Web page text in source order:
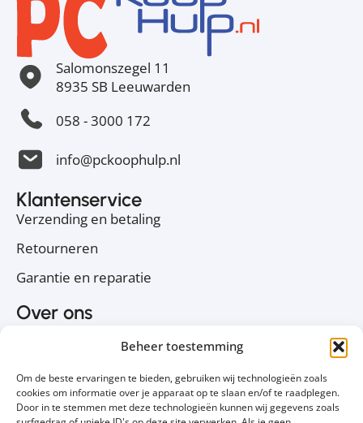
Beheer toestemming
Om de beste ervaringen te bieden, gebruiken wij technologieën zoals
cookies om informatie over je apparaat op te slaan en/of te raadplegen.
Door in te stemmen met deze technologieën kunnen wij gegevens zoals
Salomonszegel 11
8935 SB Leeuwarden
058 - 3000 172
info@pckoophulp.nl
Klantenservice
Verzending en betaling
Retourneren
Garantie en reparatie
Over ons
Cookiebeleid
Contact